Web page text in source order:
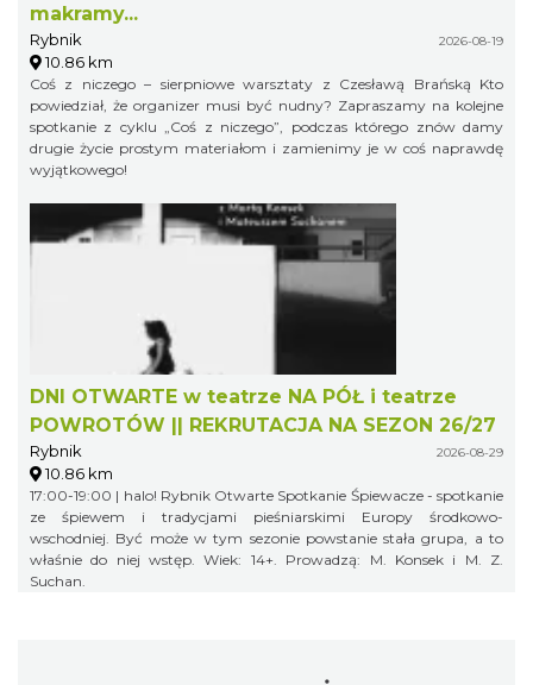
makramy...
Rybnik 2026-08-19
10.86 km
Coś z niczego – sierpniowe warsztaty z Czesławą Brańską Kto
powiedział, że organizer musi być nudny? Zapraszamy na kolejne
spotkanie z cyklu „Coś z niczego”, podczas którego znów damy
drugie życie prostym materiałom i zamienimy je w coś naprawdę
wyjątkowego!
DNI OTWARTE w teatrze NA PÓŁ i teatrze
POWROTÓW || REKRUTACJA NA SEZON 26/27
Rybnik 2026-08-29
10.86 km
17:00-19:00 | halo! Rybnik Otwarte Spotkanie Śpiewacze - spotkanie
ze śpiewem i tradycjami pieśniarskimi Europy środkowo-
wschodniej. Być może w tym sezonie powstanie stała grupa, a to
właśnie do niej wstęp. Wiek: 14+. Prowadzą: M. Konsek i M. Z.
Suchan.